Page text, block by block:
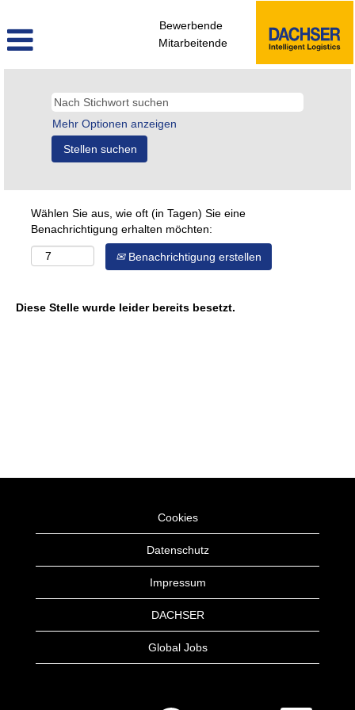
Bewerbende
Mitarbeitende
Mehr Optionen anzeigen
Wählen Sie aus, wie oft (in Tagen) Sie eine
Benachrichtigung erhalten möchten:
Benachrichtigung erstellen
Diese Stelle wurde leider bereits besetzt.
Cookies
Datenschutz
Impressum
DACHSER
Global Jobs